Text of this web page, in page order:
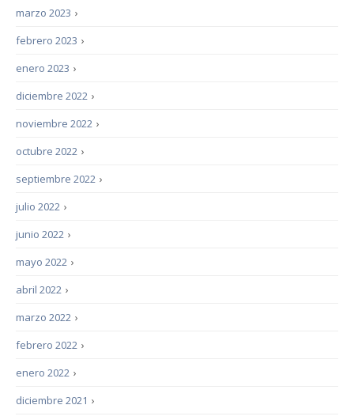
›
marzo 2023
›
febrero 2023
›
enero 2023
›
diciembre 2022
›
noviembre 2022
›
octubre 2022
›
septiembre 2022
›
julio 2022
›
junio 2022
›
mayo 2022
›
abril 2022
›
marzo 2022
›
febrero 2022
›
enero 2022
›
diciembre 2021